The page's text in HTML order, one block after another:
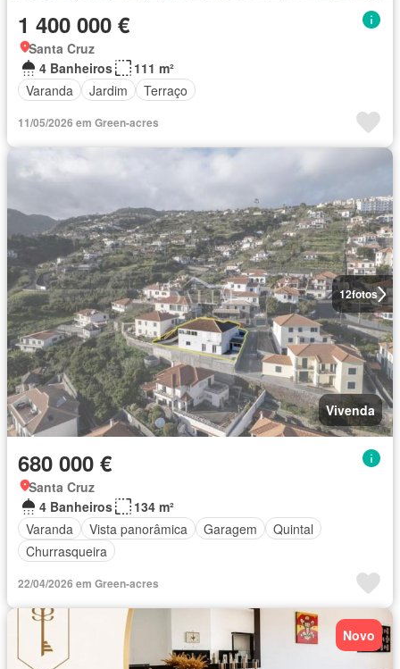
1 400 000 €
Santa Cruz
4 Banheiros
111 m²
Varanda
Jardim Terraço
11/05/2026 em Green-acres
12fotos
Vivenda
680 000 €
Santa Cruz
4 Banheiros
134 m²
Varanda
Vista panorâmica Garagem
Quintal
Churrasqueira
22/04/2026 em Green-acres
Novo